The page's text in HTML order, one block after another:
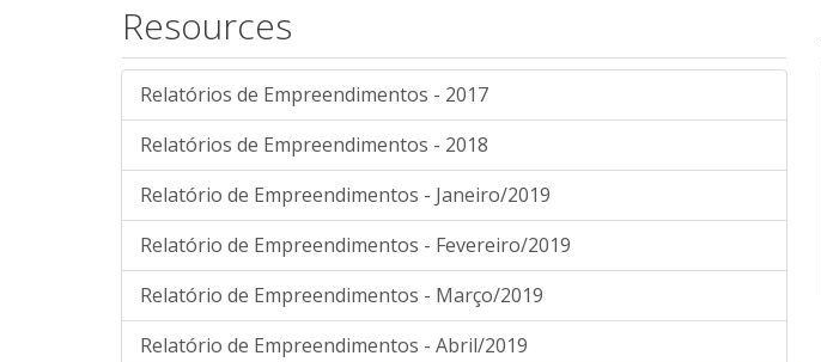
Resources
Relatórios de Empreendimentos - 2017
Relatórios de Empreendimentos - 2018
Relatório de Empreendimentos - Janeiro/2019
Relatório de Empreendimentos - Fevereiro/2019
Relatório de Empreendimentos - Março/2019
Relatório de Empreendimentos - Abril/2019